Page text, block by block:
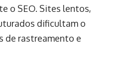
o SEO. Sites lentos,
dificultam o
de rastreamento e